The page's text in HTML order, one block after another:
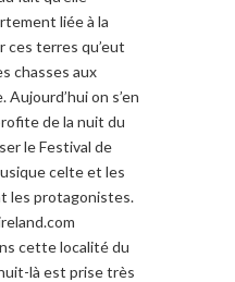
liée à la
ces terres qu’eut
chasses aux
on s’en
de la nuit du
le Festival de
celte et les
les protagonistes.
cette localité du
là est prise très